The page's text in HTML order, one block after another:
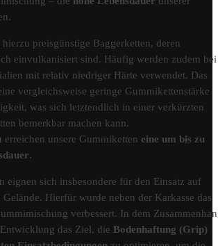
preisgünstige Baggerketten, deren
einvulkanisiert sind. Häufig werden zudem bei
mit relativ niedriger Härte verwendet. Das
vergleichsweise geringe Gummikettenstärke
was sich letztendlich in einer verkürzten
bemerkbar machen kann.
erreichen unsere Gummiketten eine um bis zu
.
eignen sich insbesondere für den Einsatz auf
Gelände. Hierfür wurde neben der Karkasse das
verbessert. In dem
das Ziel, die Bodenhaftung (Grip)